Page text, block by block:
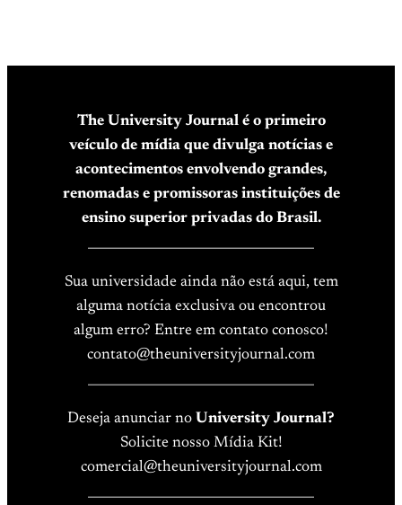
The University Journal é o primeiro
veículo de mídia que divulga notícias e
acontecimentos envolvendo grandes,
renomadas e promissoras instituições de
ensino superior privadas do Brasil.
Sua universidade ainda não está aqui, tem
alguma notícia exclusiva ou encontrou
algum erro? Entre em contato conosco!
contato@theuniversityjournal.com
Deseja anunciar no University Journal?
Solicite nosso Mídia Kit!
comercial@theuniversityjournal.com